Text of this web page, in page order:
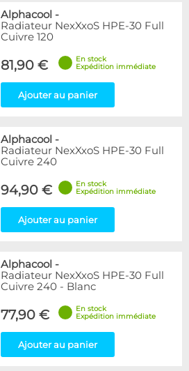
Alphacool -
Radiateur NexXxoS HPE-30 Full
Cuivre 120
81,90 €
En stock
Expédition immédiate
Ajouter au panier
Alphacool -
Radiateur NexXxoS HPE-30 Full
Cuivre 240
94,90 €
En stock
Expédition immédiate
Ajouter au panier
Alphacool -
Radiateur NexXxoS HPE-30 Full
Cuivre 240 - Blanc
77,90 €
En stock
Expédition immédiate
Ajouter au panier